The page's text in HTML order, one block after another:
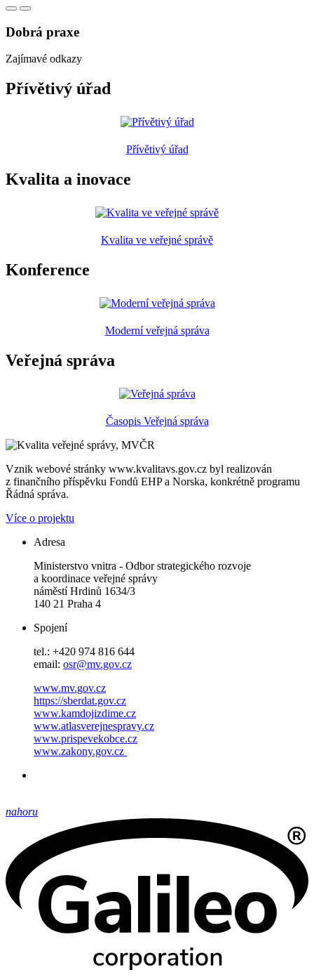
Dobrá praxe
Zajímavé odkazy
Přívětivý úřad
Přívětivý úřad
Kvalita a inovace
Kvalita ve veřejné správě
Konference
Moderní veřejná správa
Veřejná správa
Časopis Veřejná správa
Vznik webové stránky www.kvalitavs.gov.cz byl realizován
z finančního příspěvku Fondů EHP a Norska, konkrétně programu
Řádná správa.
Více o projektu
Adresa
Ministerstvo vnitra - Odbor strategického rozvoje
a koordinace veřejné správy
náměstí Hrdinů 1634/3
140 21 Praha 4
Spojení
tel.: +420 974 816 644
email: osr@mv.gov.cz
www.mv.gov.cz
https://sberdat.gov.cz
www.kamdojizdime.cz
www.atlasverejnespravy.cz
www.prispevekobce.cz
www.zakony.gov.cz
nahoru